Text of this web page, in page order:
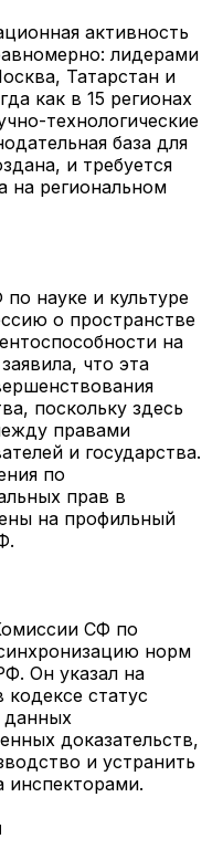
активность
лидерами
Татарстан и
как в 15 регионах
технологические
база для
и требуется
на региональном
науке и культуре
о пространстве
на
что эта
поскольку здесь
правами
и государства.
по
прав в
на профильный
СФ по
норм
Он указал на
статус
данных
доказательств,
и устранить
инспекторами.